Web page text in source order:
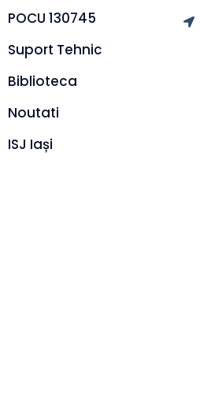
POCU 130745
Suport Tehnic
Biblioteca
Noutati
ISJ Iași